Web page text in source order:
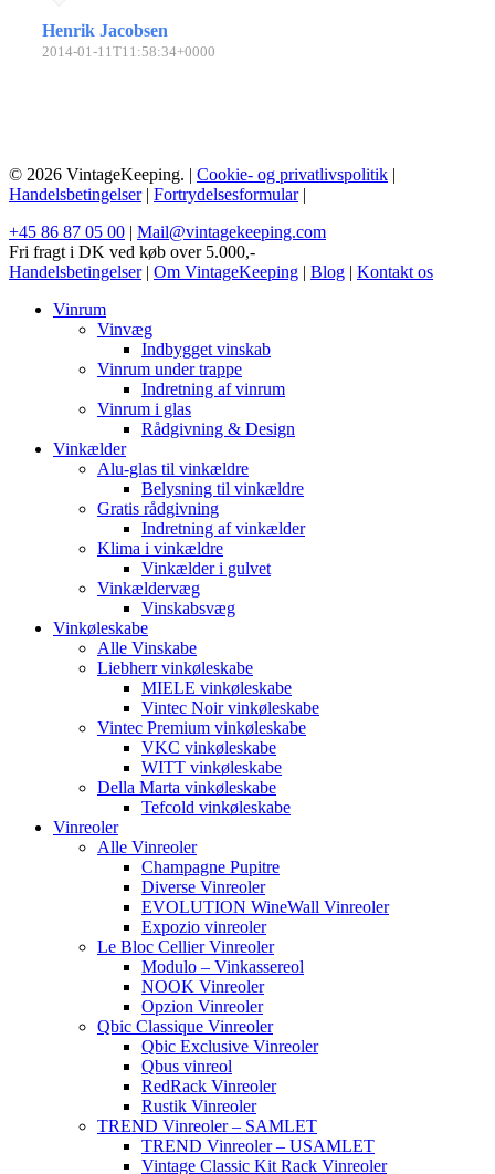
Henrik Jacobsen
2014-01-11T11:58:34+0000
© 2026 VintageKeeping. | Cookie- og privatlivspolitik |
Handelsbetingelser| Fortrydelsesformular|
+45 86 87 05 00 | Mail@vintagekeeping.com
Fri fragt i DK ved køb over 5.000,-
Handelsbetingelser| Om VintageKeeping | Blog | Kontakt os
Vinrum
Vinvæg
Indbygget vinskab
Vinrum under trappe
Indretning af vinrum
Vinrum i glas
Rådgivning & Design
Vinkælder
Alu-glas til vinkældre
Belysning til vinkældre
Gratis rådgivning
Indretning af vinkælder
Klima i vinkældre
Vinkælder i gulvet
Vinkældervæg
Vinskabsvæg
Vinkøleskabe
Alle Vinskabe
Liebherr vinkøleskabe
MIELE vinkøleskabe
Vintec Noir vinkøleskabe
Vintec Premium vinkøleskabe
VKC vinkøleskabe
WITT vinkøleskabe
Della Marta vinkøleskabe
Tefcold vinkøleskabe
Vinreoler
Alle Vinreoler
Champagne Pupitre
Diverse Vinreoler
EVOLUTION WineWall Vinreoler
Expozio vinreoler
Le Bloc Cellier Vinreoler
Modulo – Vinkassereol
NOOK Vinreoler
Opzion Vinreoler
Qbic Classique Vinreoler
Qbic Exclusive Vinreoler
Qbus vinreol
RedRack Vinreoler
Rustik Vinreoler
TREND Vinreoler – SAMLET
TREND Vinreoler – USAMLET
Vintage Classic Kit Rack Vinreoler